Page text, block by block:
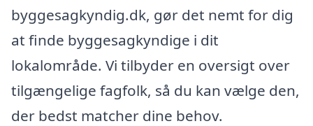
byggesagkyndig.dk, gør det nemt for dig
at finde byggesagkyndige i dit
lokalområde. Vi tilbyder en oversigt over
tilgængelige fagfolk, så du kan vælge den,
der bedst matcher dine behov.